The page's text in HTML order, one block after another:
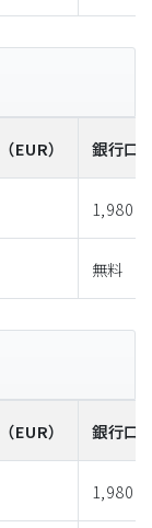
（EUR） 銀行口
1,980
無料
（EUR） 銀行口
1,980